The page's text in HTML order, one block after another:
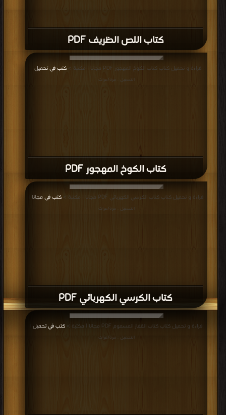
كتاب اللص الظريف PDF
كتاب الكوخ المهجور PDF
قراءة و تحميل كتاب كتاب الكوخ المهجور PDF مجانا | مكتبة > كتب في تحميل
التحميل : مرة/مرات
كتاب الكرسي الكهربائي PDF
قراءة و تحميل كتاب كتاب الكرسي الكهربائي PDF مجانا | مكتبة > كتب في مجانا
التحميل : مرة/مرات
قراءة و تحميل كتاب كتاب القفاز المسموم PDF مجانا | مكتبة > كتب في تحميل
التحميل : مرة/مرات